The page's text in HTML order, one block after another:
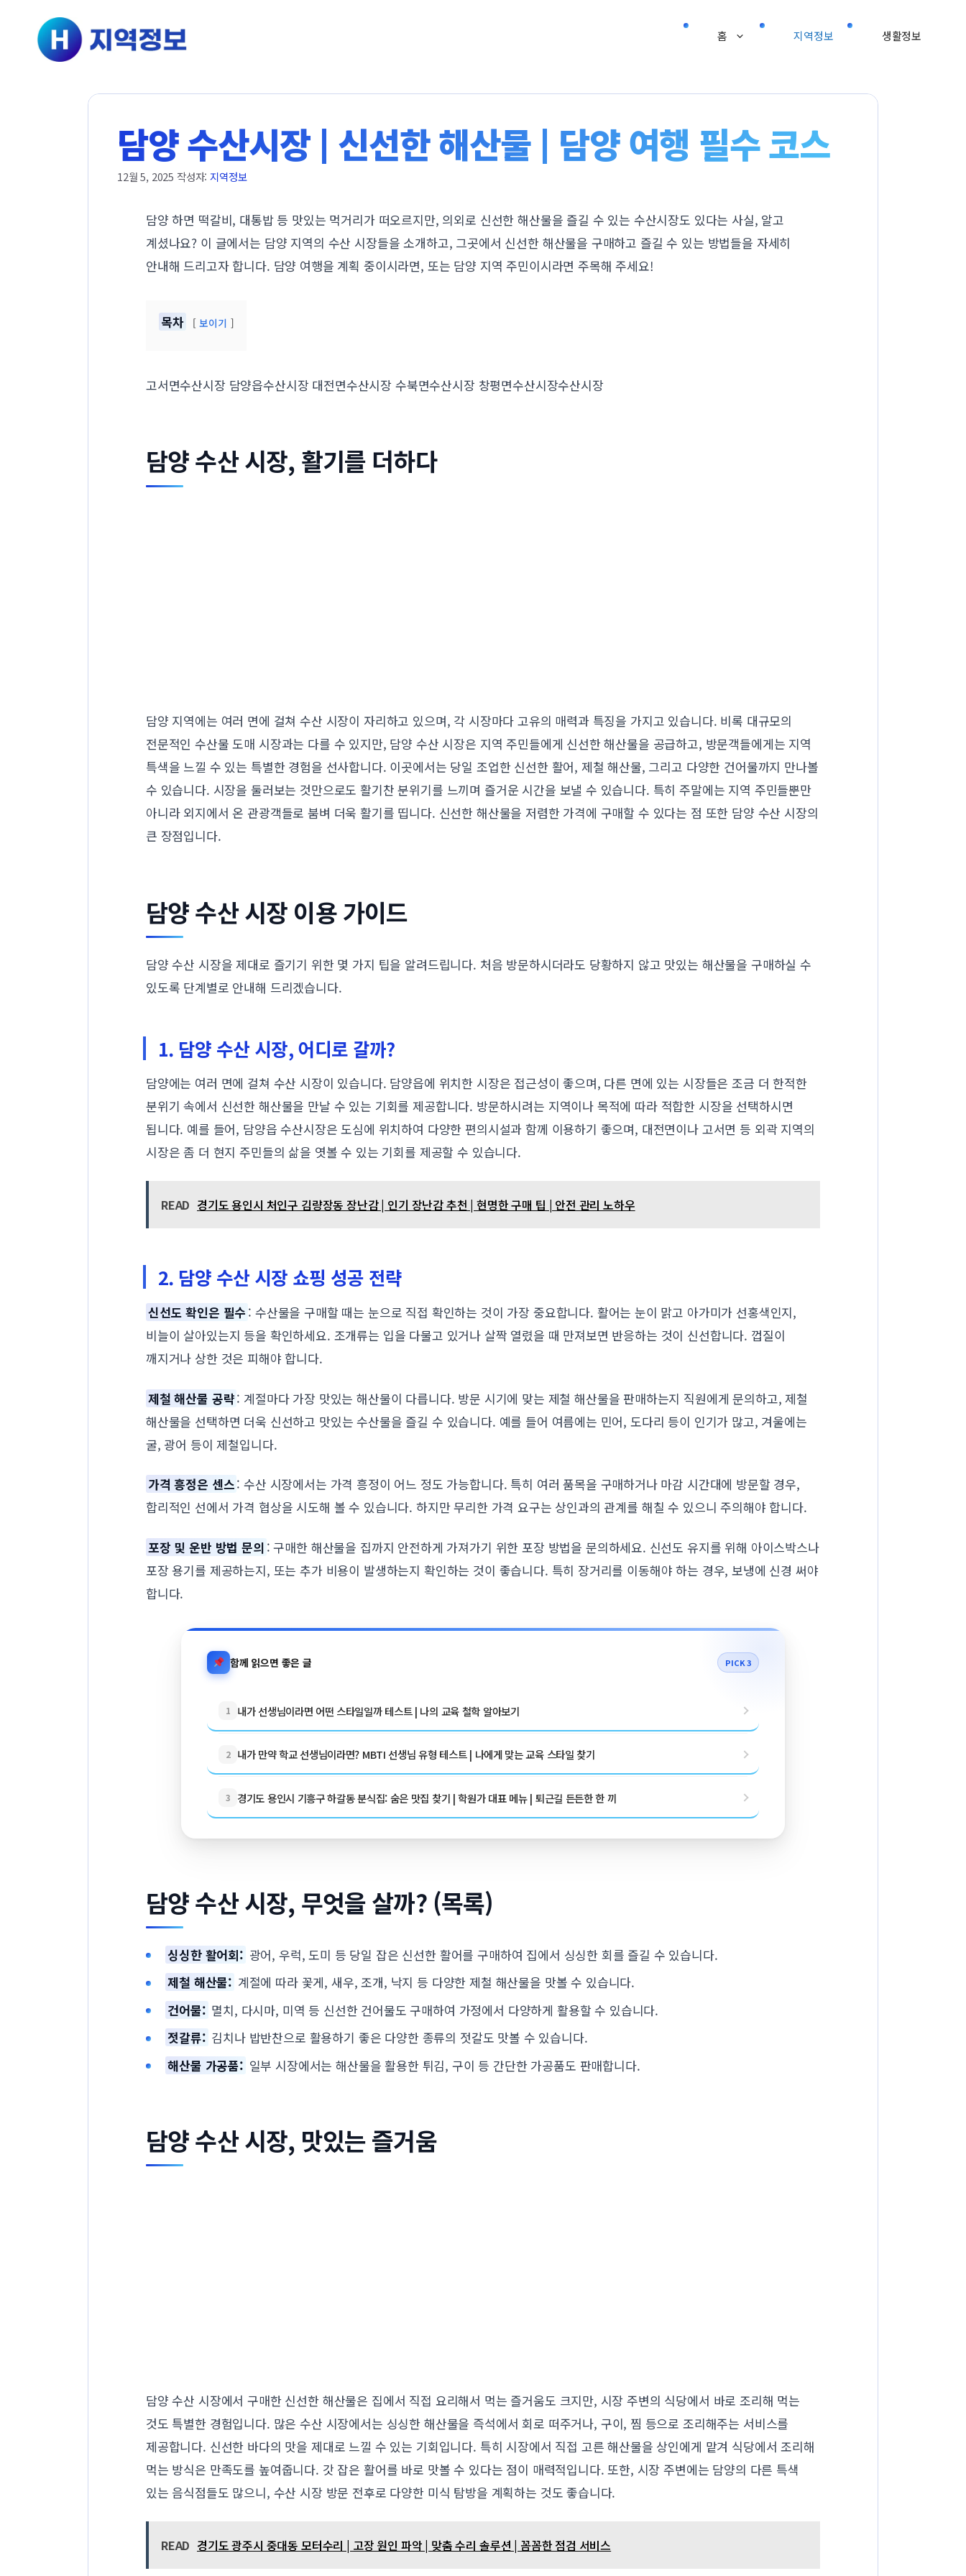
건너뛰기
홈 지역정보 생활정보
담양 수산시장 | 신선한 해산물 | 담양 여행 필수 코스
12월 5, 2025 작성자:지역정보
담양 하면 떡갈비, 대통밥 등 맛있는 먹거리가 떠오르지만, 의외로 신선한 해산물을 즐길 수 있는 수산시장도 있다는 사실, 알고
계셨나요? 이 글에서는 담양 지역의 수산 시장들을 소개하고, 그곳에서 신선한 해산물을 구매하고 즐길 수 있는 방법들을 자세히
안내해 드리고자 합니다. 담양 여행을 계획 중이시라면, 또는 담양 지역 주민이시라면 주목해 주세요!
목차 보이기
고서면수산시장 담양읍수산시장 대전면수산시장 수북면수산시장 창평면수산시장수산시장
담양 수산 시장, 활기를 더하다
담양 지역에는 여러 면에 걸쳐 수산 시장이 자리하고 있으며, 각 시장마다 고유의 매력과 특징을 가지고 있습니다. 비록 대규모의
전문적인 수산물 도매 시장과는 다를 수 있지만, 담양 수산 시장은 지역 주민들에게 신선한 해산물을 공급하고, 방문객들에게는 지역
특색을 느낄 수 있는 특별한 경험을 선사합니다. 이곳에서는 당일 조업한 신선한 활어, 제철 해산물, 그리고 다양한 건어물까지 만나볼
수 있습니다. 시장을 둘러보는 것만으로도 활기찬 분위기를 느끼며 즐거운 시간을 보낼 수 있습니다. 특히 주말에는 지역 주민들뿐만
아니라 외지에서 온 관광객들로 붐벼 더욱 활기를 띱니다. 신선한 해산물을 저렴한 가격에 구매할 수 있다는 점 또한 담양 수산 시장의
큰 장점입니다.
담양 수산 시장 이용 가이드
담양 수산 시장을 제대로 즐기기 위한 몇 가지 팁을 알려드립니다. 처음 방문하시더라도 당황하지 않고 맛있는 해산물을 구매하실 수
있도록 단계별로 안내해 드리겠습니다.
1. 담양 수산 시장, 어디로 갈까?
담양에는 여러 면에 걸쳐 수산 시장이 있습니다. 담양읍에 위치한 시장은 접근성이 좋으며, 다른 면에 있는 시장들은 조금 더 한적한
분위기 속에서 신선한 해산물을 만날 수 있는 기회를 제공합니다. 방문하시려는 지역이나 목적에 따라 적합한 시장을 선택하시면
됩니다. 예를 들어, 담양읍 수산시장은 도심에 위치하여 다양한 편의시설과 함께 이용하기 좋으며, 대전면이나 고서면 등 외곽 지역의
시장은 좀 더 현지 주민들의 삶을 엿볼 수 있는 기회를 제공할 수 있습니다.
READ 경기도 용인시 처인구 김량장동 장난감 | 인기 장난감 추천 | 현명한 구매 팁 | 안전 관리 노하우
2. 담양 수산 시장 쇼핑 성공 전략
신선도 확인은 필수 : 수산물을 구매할 때는 눈으로 직접 확인하는 것이 가장 중요합니다. 활어는 눈이 맑고 아가미가 선홍색인지,
비늘이 살아있는지 등을 확인하세요. 조개류는 입을 다물고 있거나 살짝 열렸을 때 만져보면 반응하는 것이 신선합니다. 껍질이
깨지거나 상한 것은 피해야 합니다.
제철 해산물 공략: 계절마다 가장 맛있는 해산물이 다릅니다. 방문 시기에 맞는 제철 해산물을 판매하는지 직원에게 문의하고, 제철
해산물을 선택하면 더욱 신선하고 맛있는 수산물을 즐길 수 있습니다. 예를 들어 여름에는 민어, 도다리 등이 인기가 많고, 겨울에는
굴, 광어 등이 제철입니다.
가격 흥정은 센스: 수산 시장에서는 가격 흥정이 어느 정도 가능합니다. 특히 여러 품목을 구매하거나 마감 시간대에 방문할 경우,
합리적인 선에서 가격 협상을 시도해 볼 수 있습니다. 하지만 무리한 가격 요구는 상인과의 관계를 해칠 수 있으니 주의해야 합니다.
포장 및 운반 방법 문의 : 구매한 해산물을 집까지 안전하게 가져가기 위한 포장 방법을 문의하세요. 신선도 유지를 위해 아이스박스나
포장 용기를 제공하는지, 또는 추가 비용이 발생하는지 확인하는 것이 좋습니다. 특히 장거리를 이동해야 하는 경우, 보냉에 신경 써야
합니다.
함께 읽으면 좋은 글 PICK 3
1 내가 선생님이라면 어떤 스타일일까 테스트 | 나의 교육 철학 알아보기
2 내가 만약 학교 선생님이라면? MBTI 선생님 유형 테스트 | 나에게 맞는 교육 스타일 찾기
3 경기도 용인시 기흥구 하갈동 분식집: 숨은 맛집 찾기 | 학원가 대표 메뉴 | 퇴근길 든든한 한 끼
담양 수산 시장, 무엇을 살까? (목록)
싱싱한 활어회: 광어, 우럭, 도미 등 당일 잡은 신선한 활어를 구매하여 집에서 싱싱한 회를 즐길 수 있습니다.
제철 해산물: 계절에 따라 꽃게, 새우, 조개, 낙지 등 다양한 제철 해산물을 맛볼 수 있습니다.
건어물: 멸치, 다시마, 미역 등 신선한 건어물도 구매하여 가정에서 다양하게 활용할 수 있습니다.
젓갈류: 김치나 밥반찬으로 활용하기 좋은 다양한 종류의 젓갈도 맛볼 수 있습니다.
해산물 가공품: 일부 시장에서는 해산물을 활용한 튀김, 구이 등 간단한 가공품도 판매합니다.
담양 수산 시장, 맛있는 즐거움
담양 수산 시장에서 구매한 신선한 해산물은 집에서 직접 요리해서 먹는 즐거움도 크지만, 시장 주변의 식당에서 바로 조리해 먹는
것도 특별한 경험입니다. 많은 수산 시장에서는 싱싱한 해산물을 즉석에서 회로 떠주거나, 구이, 찜 등으로 조리해주는 서비스를
제공합니다. 신선한 바다의 맛을 제대로 느낄 수 있는 기회입니다. 특히 시장에서 직접 고른 해산물을 상인에게 맡겨 식당에서 조리해
먹는 방식은 만족도를 높여줍니다. 갓 잡은 활어를 바로 맛볼 수 있다는 점이 매력적입니다. 또한, 시장 주변에는 담양의 다른 특색
있는 음식점들도 많으니, 수산 시장 방문 전후로 다양한 미식 탐방을 계획하는 것도 좋습니다.
READ 경기도 광주시 중대동 모터수리 | 고장 원인 파악 | 맞춤 수리 솔루션 | 꼼꼼한 점검 서비스